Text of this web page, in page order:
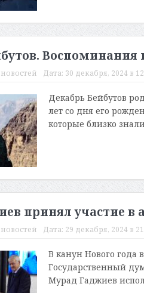
Воспоминания
Дата: 30 декабря, 2024 в
Декабрь Бейбутов
лет со дня его
которые близко
принял участие в
Дата: 29 декабря, 2024 в
В канун Нового года
Государственный
Мурад Гаджиев